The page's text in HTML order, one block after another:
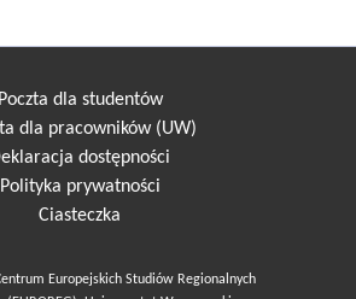
Poczta dla studentów
dla pracowników (UW)
dostępności
Polityka prywatności
Ciasteczka
Europejskich Studiów Regionalnych